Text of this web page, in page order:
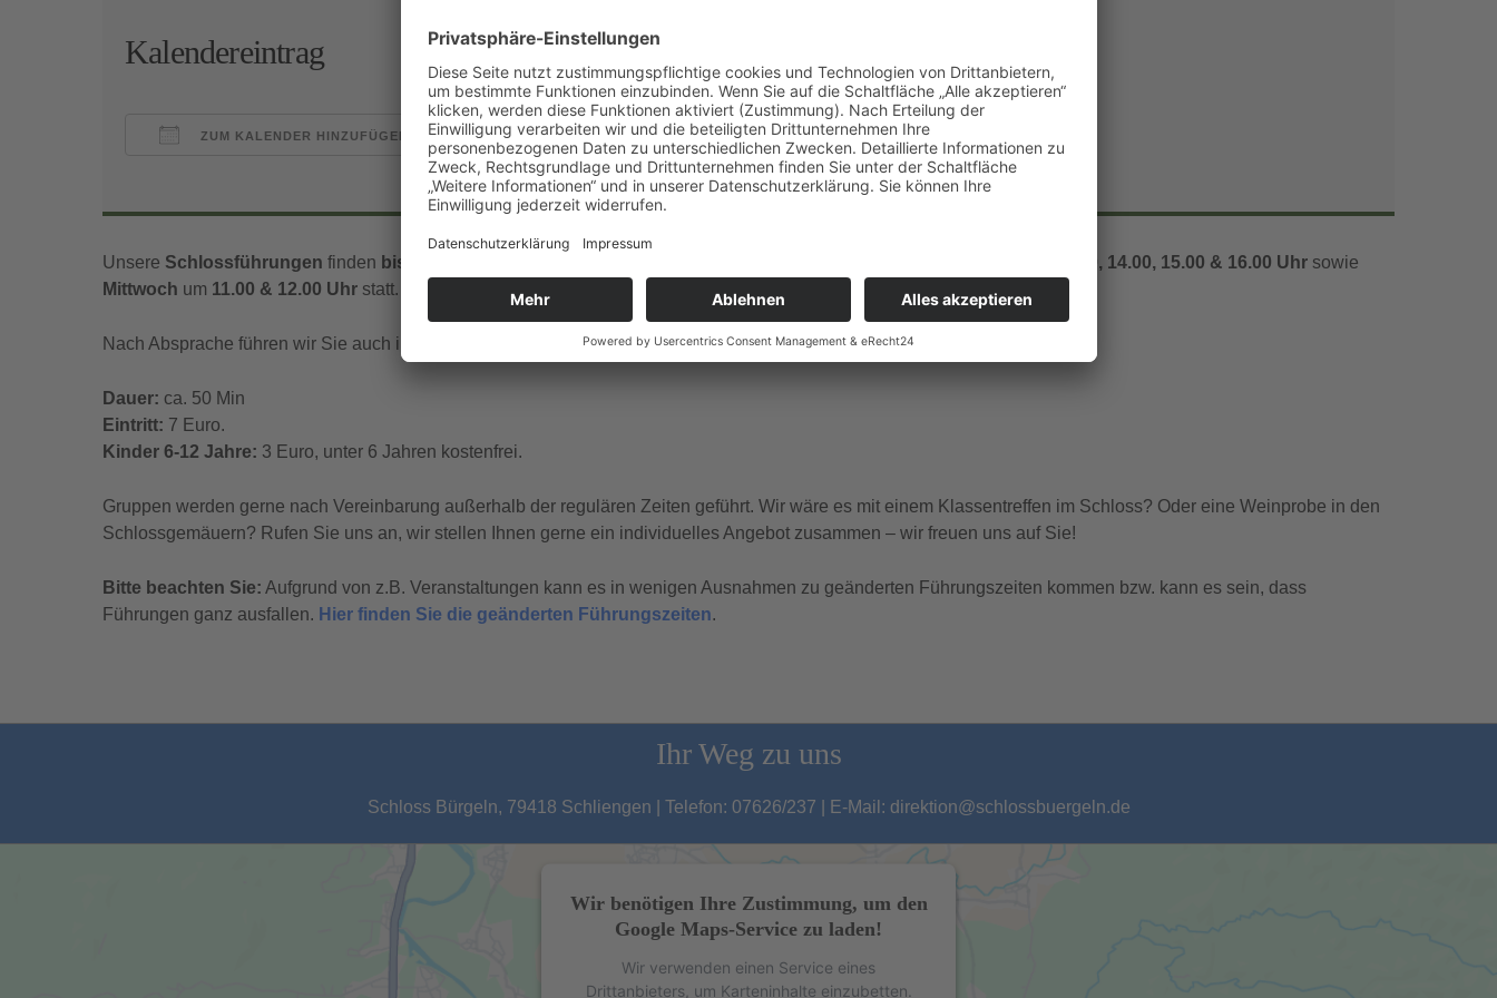
Kalendereintrag
ZUM KALENDER HINZUFÜGEN
Google Kalender iCalendar
Unsere Schlossführungen finden bis Mitte November Dienstag, Donnerstag, Freitag, Samstag, Sonntag um 11.00, 12.00, 14.00, 15.00 & 16.00 Uhr sowie
Mittwoch um 11.00 & 12.00 Uhr statt.
Nach Absprache führen wir Sie auch in englischer und französischer Sprache.
Dauer: ca. 50 Min
Eintritt: 7 Euro.
Kinder 6-12 Jahre: 3 Euro, unter 6 Jahren kostenfrei.
Gruppen werden gerne nach Vereinbarung außerhalb der regulären Zeiten geführt. Wir wäre es mit einem Klassentreffen im Schloss? Oder eine Weinprobe in den
Schlossgemäuern? Rufen Sie uns an, wir stellen Ihnen gerne ein individuelles Angebot zusammen – wir freuen uns auf Sie!
Bitte beachten Sie: Aufgrund von z.B. Veranstaltungen kann es in wenigen Ausnahmen zu geänderten Führungszeiten kommen bzw. kann es sein, dass
Führungen ganz ausfallen. Hier finden Sie die geänderten Führungszeiten.
Ihr Weg zu uns
Schloss Bürgeln, 79418 Schliengen | Telefon: 07626/237 | E-Mail: direktion@schlossbuergeln.de
Wir benötigen Ihre Zustimmung, um den
Google Maps-Service zu laden!
Wir verwenden einen Service eines
Drittanbieters, um Karteninhalte einzubetten.